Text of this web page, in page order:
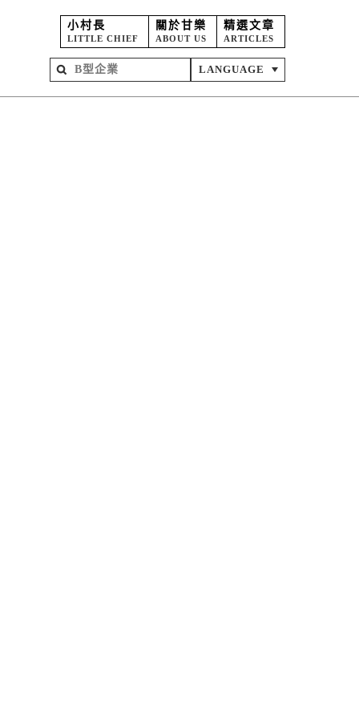
小村長
LITTLE CHIEF
關於甘樂
ABOUT US
精選文章
ARTICLES
LANGUAGE